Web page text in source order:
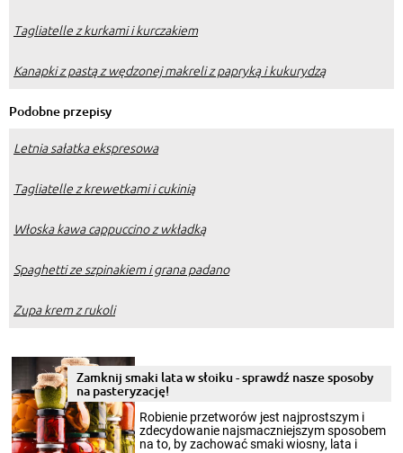
Tagliatelle z kurkami i kurczakiem
Kanapki z pastą z wędzonej makreli z papryką i kukurydzą
Podobne przepisy
Letnia sałatka ekspresowa
Tagliatelle z krewetkami i cukinią
Włoska kawa cappuccino z wkładką
Spaghetti ze szpinakiem i grana padano
Zupa krem z rukoli
Zamknij smaki lata w słoiku - sprawdź nasze sposoby
na pasteryzację!
Robienie przetworów jest najprostszym i
zdecydowanie najsmaczniejszym sposobem
na to, by zachować smaki wiosny, lata i